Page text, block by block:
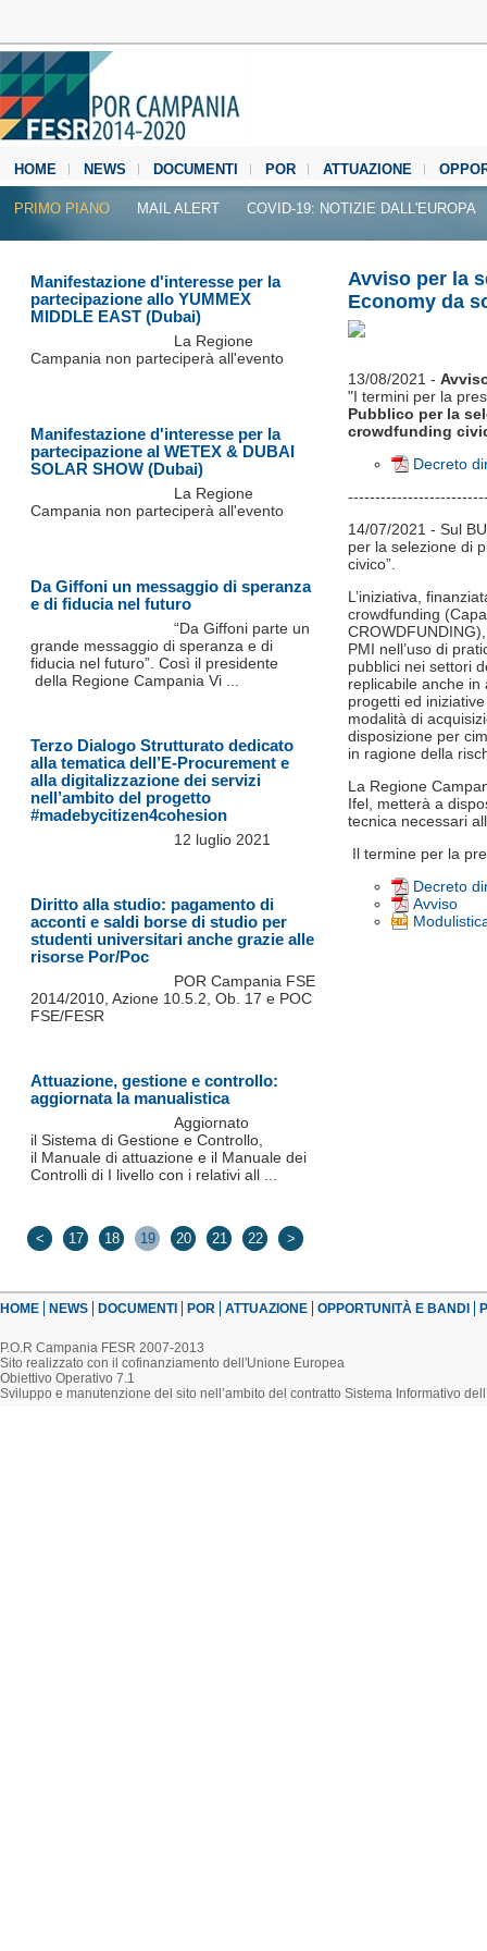
HOME NEWS DOCUMENTI POR ATTUAZIONE
MEDIA CENTER
PRIMO PIANO MAIL ALERT COVID-19: NOTIZIE DALL'EUROPA
Avviso per la
Economy da
13/08/2021 -
"I termini per la
Pubblico per la
crowdfunding
Decreto
14/07/2021 - Sul
per la selezione di
civico”.
L’iniziativa,
crowdfunding
PMI nell’uso di
pubblici nei settori
replicabile anche in
progetti ed
modalità di
disposizione per
in ragione della
La Regione
Ifel, metterà a
tecnica necessari
Il termine per la
Decreto
Avviso
Manifestazione d'interesse per la
partecipazione allo YUMMEX
MIDDLE EAST (Dubai)
La Regione
Campania non parteciperà all'evento
Manifestazione d'interesse per la
partecipazione al WETEX & DUBAI
SOLAR SHOW (Dubai)
La Regione
Campania non parteciperà all'evento
Da Giffoni un messaggio di speranza
e di fiducia nel futuro
“Da Giffoni parte un
grande messaggio di speranza e di
fiducia nel futuro”. Così il presidente
della Regione Campania Vi ...
Terzo Dialogo Strutturato dedicato
alla tematica dell’E-Procurement e
alla digitalizzazione dei servizi
nell’ambito del progetto
#madebycitizen4cohesion
12 luglio 2021
Diritto alla studio: pagamento di
acconti e saldi borse di studio per
studenti universitari anche grazie alle
risorse Por/Poc
POR Campania FSE
2014/2010, Azione 10.5.2, Ob. 17 e POC
FSE/FESR
Attuazione, gestione e controllo:
aggiornata la manualistica
Aggiornato
il Sistema di Gestione e Controllo,
il Manuale di attuazione e il Manuale dei
Controlli di I livello con i relativi all ...
< 17 18 19 20 21 22 >
HOME NEWS DOCUMENTI POR ATTUAZIONE OPPORTUNITÀ E BANDI
P.O.R Campania FESR 2007-2013
Sito realizzato con il cofinanziamento dell'Unione Europea
Obiettivo Operativo 7.1
Sviluppo e manutenzione del sito nell’ambito del contratto Sistema Informativo